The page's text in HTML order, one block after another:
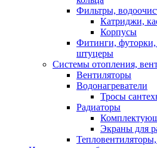
Фильтры,
Катриджи,
Корпусы
Фитинги,
штуцеры
Системы отопления,
Вентиляторы
Водонагреватели
Тросы
Радиаторы
Экраны для